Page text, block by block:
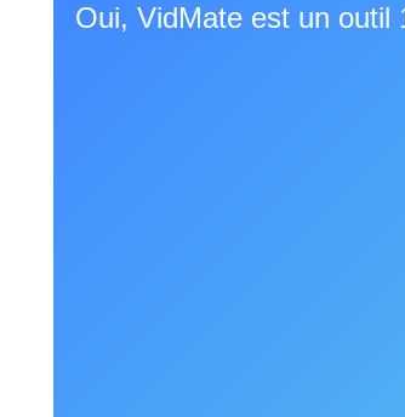
Oui, VidMate est un outil